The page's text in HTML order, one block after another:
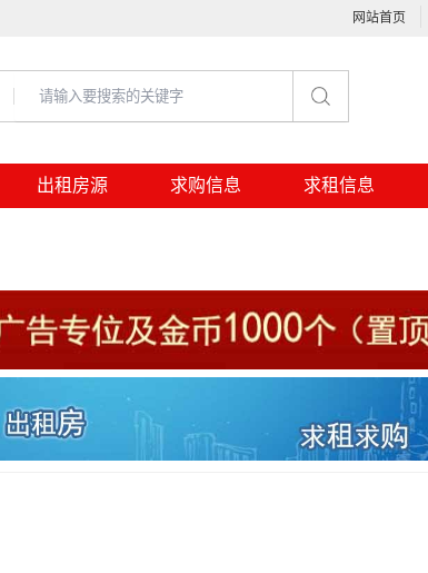
网站首页
出租房源 求购信息 求租信息